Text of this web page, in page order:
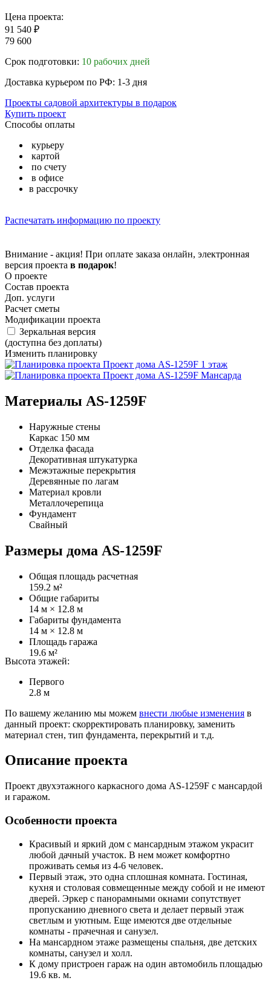
Цена проекта:
91 540 ₽
79 600
Срок подготовки: 10 рабочих дней
Доставка курьером по РФ: 1-3 дня
Проекты садовой архитектуры в подарок
Купить проект
Способы оплаты
курьеру
картой
по счету
в офисе
в рассрочку
Распечатать информацию по проекту
Внимание - акция! При оплате заказа онлайн, электронная
версия проекта в подарок!
О проекте
Состав проекта
Доп. услуги
Расчет сметы
Модификации проекта
Зеркальная версия
(доступна без доплаты)
Изменить планировку
Материалы AS-1259F
Наружные стены
Каркас 150 мм
Отделка фасада
Декоративная штукатурка
Межэтажные перекрытия
Деревянные по лагам
Материал кровли
Металлочерепица
Фундамент
Свайный
Размеры дома AS-1259F
Общая площадь расчетная
159.2 м²
Общие габариты
14 м × 12.8 м
Габариты фундамента
14 м × 12.8 м
Площадь гаража
19.6 м²
Высота этажей:
Первого
2.8 м
По вашему желанию мы можем внести любые изменения в
данный проект: скорректировать планировку, заменить
материал стен, тип фундамента, перекрытий и т.д.
Описание проекта
Проект двухэтажного каркасного дома AS-1259F с мансардой
и гаражом.
Особенности проекта
Красивый и яркий дом с мансардным этажом украсит
любой дачный участок. В нем может комфортно
проживать семья из 4-6 человек.
Первый этаж, это одна сплошная комната. Гостиная,
кухня и столовая совмещенные между собой и не имеют
дверей. Эркер с панорамными окнами сопутствует
пропусканию дневного света и делает первый этаж
светлым и уютным. Еще имеются две отдельные
комнаты - прачечная и санузел.
На мансардном этаже размещены спальня, две детских
комнаты, санузел и холл.
К дому пристроен гараж на один автомобиль площадью
19.6 кв. м.